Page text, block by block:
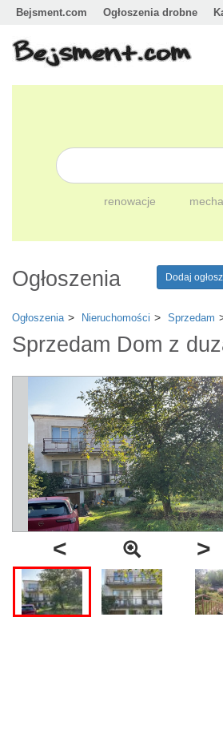
Bejsment.com Ogłoszenia drobne
renowacje
Ogłoszenia Dodaj
Ogłoszenia Nieruchomości Sprzedam
Sprzedam Dom z
< >